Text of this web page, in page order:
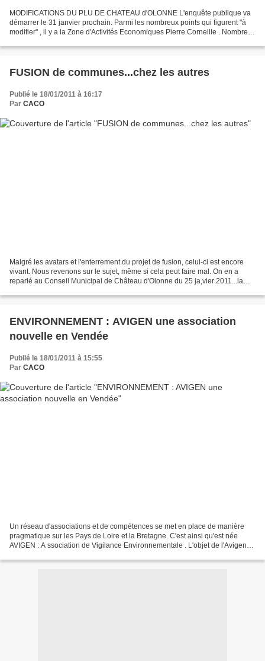
MODIFICATIONS DU PLU DE CHATEAU d'OLONNE L'enquête publique va
démarrer le 31 janvier prochain. Parmi les nombreux points qui figurent "à
modifier" , il y a la Zone d'Activités Economiques Pierre Corneille . Nombreux
FUSION de communes...chez les autres
Publié le 18/01/2011 à 16:17
Par CACO
Malgré les avatars et l'enterrement du projet de fusion, celui-ci est encore
vivant. Nous revenons sur le sujet, même si cela peut faire mal. On en a
reparlé au Conseil Municipal de Château d'Olonne du 25 ja,vier 2011...la
ENVIRONNEMENT : AVIGEN une association
nouvelle en Vendée
Publié le 18/01/2011 à 15:55
Par CACO
Un réseau d'associations et de compétences se met en place de manière
pragmatique sur les Pays de Loire et la Bretagne. C'est ainsi qu'est née
AVIGEN : A ssociation de Vigilance Environnementale . L'objet de l'Avigen